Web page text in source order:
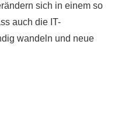
sich in einem so
auch die IT-
wandeln und neue